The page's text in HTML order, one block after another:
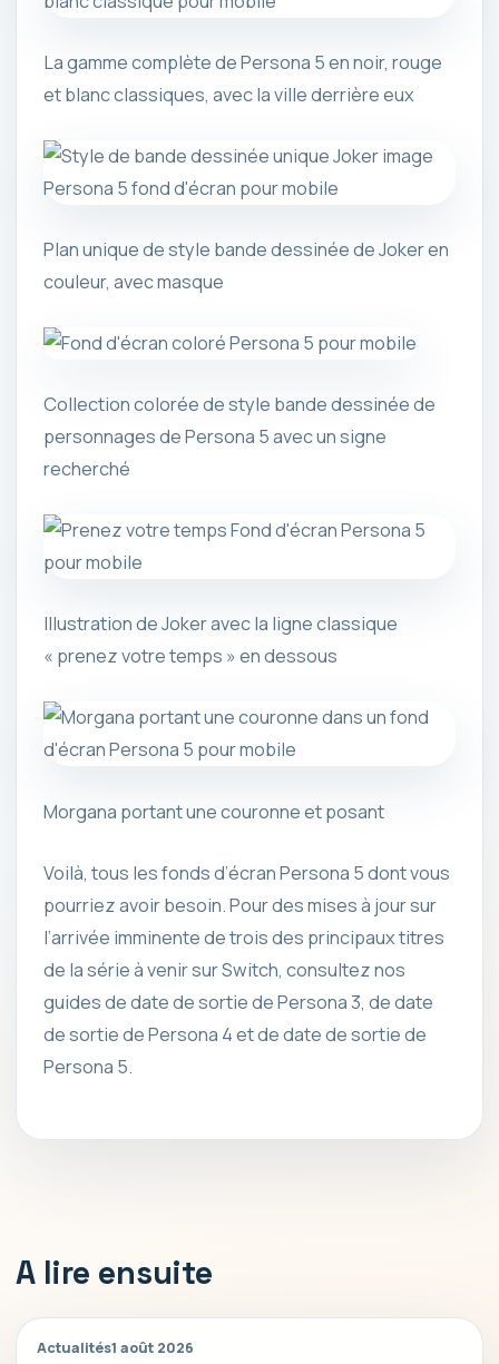
La gamme complète de Persona 5 en noir, rouge
et blanc classiques, avec la ville derrière eux
Plan unique de style bande dessinée de Joker en
couleur, avec masque
Collection colorée de style bande dessinée de
personnages de Persona 5 avec un signe
recherché
Illustration de Joker avec la ligne classique
« prenez votre temps » en dessous
Morgana portant une couronne et posant
Voilà, tous les fonds d’écran Persona 5 dont vous
pourriez avoir besoin. Pour des mises à jour sur
l’arrivée imminente de trois des principaux titres
de la série à venir sur Switch, consultez nos
guides de date de sortie de Persona 3, de date
de sortie de Persona 4 et de date de sortie de
Persona 5.
A lire ensuite
Actualités1 août 2026